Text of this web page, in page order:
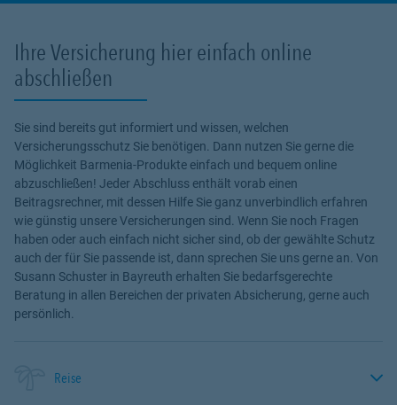
Ihre Versicherung hier einfach online
abschließen
Sie sind bereits gut informiert und wissen, welchen
Versicherungsschutz Sie benötigen. Dann nutzen Sie gerne die
Möglichkeit Barmenia-Produkte einfach und bequem online
abzuschließen! Jeder Abschluss enthält vorab einen
Beitragsrechner, mit dessen Hilfe Sie ganz unverbindlich erfahren
wie günstig unsere Versicherungen sind. Wenn Sie noch Fragen
haben oder auch einfach nicht sicher sind, ob der gewählte Schutz
auch der für Sie passende ist, dann sprechen Sie uns gerne an. Von
Susann Schuster in Bayreuth erhalten Sie bedarfsgerechte
Beratung in allen Bereichen der privaten Absicherung, gerne auch
persönlich.
Reise